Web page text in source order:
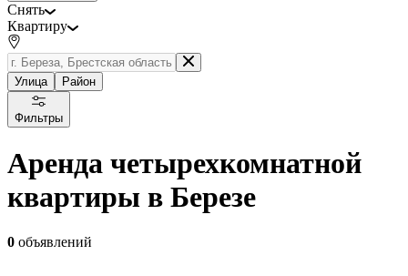
Снять
Квартиру
Улица Район
Фильтры
Аренда четырехкомнатной
квартиры в Березе
0 объявлений